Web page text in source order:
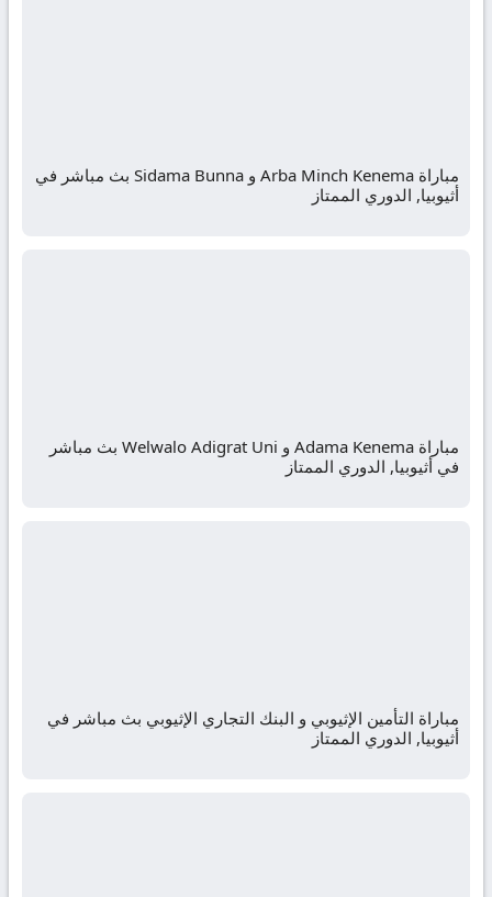
مباراة Arba Minch Kenema و Sidama Bunna بث مباشر في
أثيوبيا, الدوري الممتاز
مباراة Adama Kenema و Welwalo Adigrat Uni بث مباشر
في أثيوبيا, الدوري الممتاز
مباراة التأمين الإثيوبي و البنك التجاري الإثيوبي بث مباشر في
أثيوبيا, الدوري الممتاز